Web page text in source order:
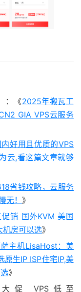
：《2025年搬瓦工
GIA VPS云服务
好用且优质的VPS
云,看这篇文章就够
省钱攻略，云服务
！ 》
销 国外KVM 美国
房可以选》
主机LisaHost：美
原生IP ISP住宅IP,美
》
大促 VPS低至